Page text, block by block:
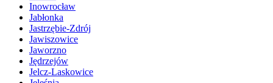
Inowrocław
Jabłonka
Jastrzębie-Zdrój
Jawiszowice
Jaworzno
Jędrzejów
Jelcz-Laskowice